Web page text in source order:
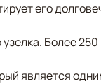
его
Более
является